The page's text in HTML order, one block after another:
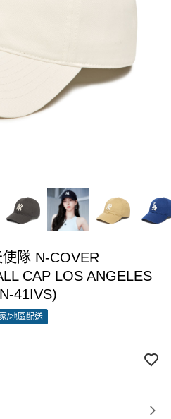
隊 N-COVER
CAP LOS ANGELES
41IVS)
/地區配送